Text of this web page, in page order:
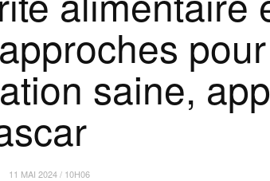
saine,
11 MAI 2024 / 10H06